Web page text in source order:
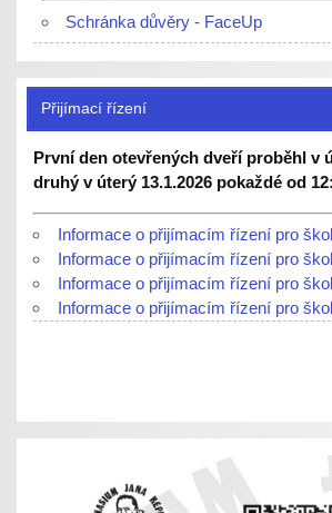
Schránka důvěry - FaceUp
Přijímací řízení
První den otevřených dveří proběhl v
druhý v úterý 13.1.2026 pokaždé od
Informace o přijímacím řízení pro
Informace o přijímacím řízení pro
Informace o přijímacím řízení pro
Informace o přijímacím řízení pro